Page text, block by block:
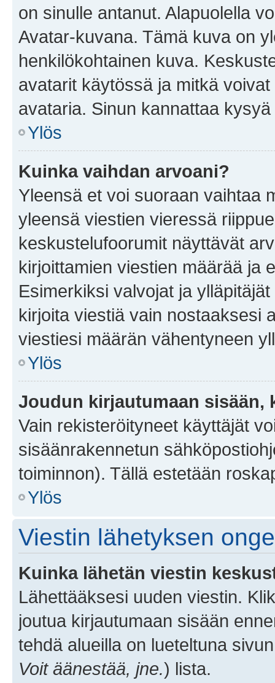
on sinulle antanut. Alapuolella
Avatar-kuvana. Tämä kuva on
henkilökohtainen kuva.
avatarit käytössä ja mitkä
avataria. Sinun kannattaa
Ylös
Kuinka vaihdan arvoani?
Yleensä et voi suoraan vaihtaa
yleensä viestien vieressä
keskustelufoorumit näyttävät
kirjoittamien viestien määrää ja
Esimerkiksi valvojat ja
kirjoita viestiä vain nostaaksesi
viestiesi määrän vähentyneen
Ylös
Joudun kirjautumaan sisään,
Vain rekisteröityneet käyttäjät
sisäänrakennetun
toiminnon). Tällä estetään
Ylös
Viestin lähetyksen
Kuinka lähetän viestin
Lähettääksesi uuden viestin.
joutua kirjautumaan sisään
tehdä alueilla on lueteltuna
Voit äänestää, jne.) lista.